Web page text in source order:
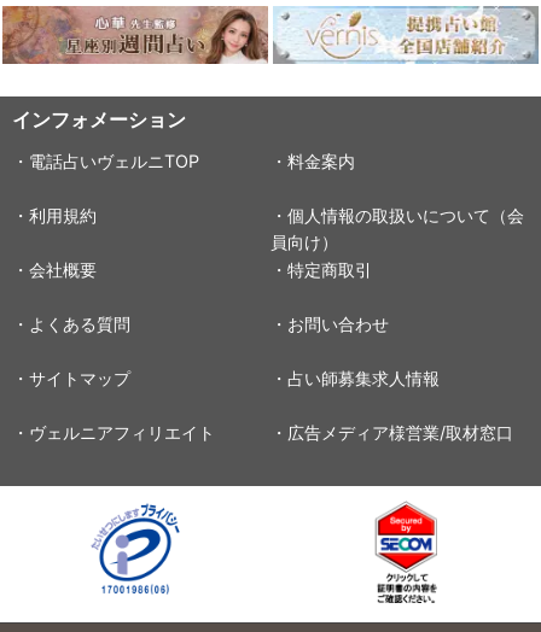
インフォメーション
・電話占いヴェルニTOP ・料金案内
・利用規約
・個人情報の取扱いについて（会
員向け）
・会社概要
・特定商取引
・よくある質問 ・お問い合わせ
・サイトマップ ・占い師募集求人情報
・ヴェルニアフィリエイト ・広告メディア様営業/取材窓口